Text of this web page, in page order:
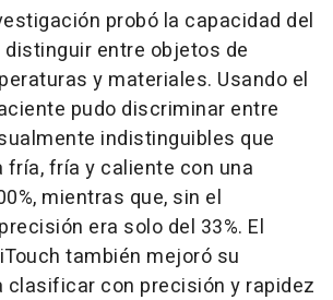
probó la capacidad del
entre objetos de
y materiales. Usando el
pudo discriminar entre
indistinguibles que
fría, fría y caliente con una
mientras que, sin el
era solo del 33%. El
también mejoró su
clasificar con precisión y rapidez